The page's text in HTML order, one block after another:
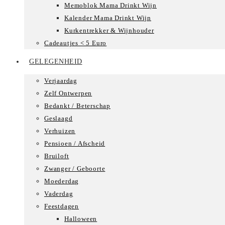
Memoblok Mama Drinkt Wijn
Kalender Mama Drinkt Wijn
Kurkentrekker & Wijnhouder
Cadeautjes < 5 Euro
GELEGENHEID
Verjaardag
Zelf Ontwerpen
Bedankt / Beterschap
Geslaagd
Verhuizen
Pensioen / Afscheid
Bruiloft
Zwanger / Geboorte
Moederdag
Vaderdag
Feestdagen
Halloween